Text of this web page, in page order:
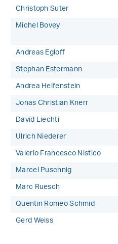
Christoph Suter
Michel Bovey
Andreas Egloff
Stephan Estermann
Andrea Helfenstein
Jonas Christian Knerr
David Liechti
Ulrich Niederer
Valerio Francesco Nistico
Marcel Puschnig
Marc Ruesch
Quentin Romeo Schmid
Gerd Weiss